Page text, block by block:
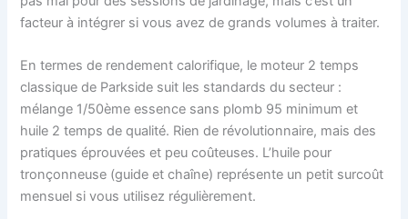
facteur à intégrer si vous avez de grands volumes à traiter.
En termes de rendement calorifique, le moteur 2 temps
classique de Parkside suit les standards du secteur :
mélange 1/50ème essence sans plomb 95 minimum et
huile 2 temps de qualité. Rien de révolutionnaire, mais des
pratiques éprouvées et peu coûteuses. L’huile pour
tronçonneuse (guide et chaîne) représente un petit surcoût
mensuel si vous utilisez régulièrement.